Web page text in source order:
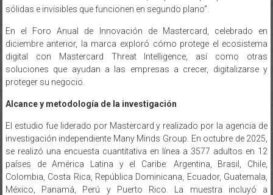
En el Foro Anual de Innovación de Mastercard, celebrado en
digital con Mastercard Threat Intelligence, así como otras
soluciones que ayudan a las empresas a crecer, digitalizarse y
proteger su negocio.
Alcance y metodología de la investigación
El estudio fue liderado por Mastercard y realizado por la agencia de
se realizó una encuesta cuantitativa en línea a 3577 adultos en 12
países de América Latina y el Caribe: Argentina, Brasil, Chile,
Colombia, Costa Rica, República Dominicana, Ecuador, Guatemala,
México, Panamá, Perú y Puerto Rico. La muestra incluyó a
consumidores bancarizados que habían realizado compras en
comercio electrónico o utilizado la banca en línea en los últimos